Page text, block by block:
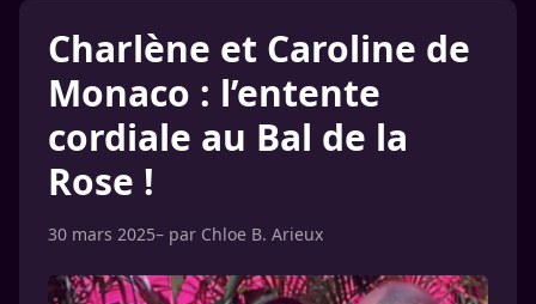
Charlène et Caroline de
Monaco : l’entente
cordiale au Bal de la
Rose !
30 mars 2025– par Chloe B. Arieux